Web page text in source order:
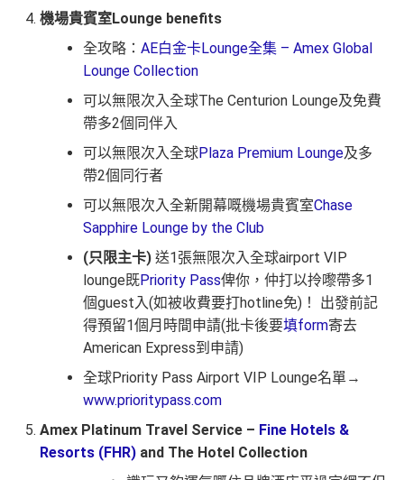
機場貴賓室Lounge benefits
全攻略： AE白金卡Lounge全集 – Amex Global
Lounge Collection
可以無限次入全球The Centurion Lounge及免費
帶多2個同伴入
可以無限次入全球Plaza Premium Lounge及多
帶2個同行者
可以無限次入全新開幕嘅機場貴賓室Chase
Sapphire Lounge by the Club
(只限主卡) 送1張無限次入全球airport VIP
lounge既Priority Pass俾你，仲打以拎嚟帶多1
個guest入(如被收費要打hotline免)！ 出發前記
得預留1個月時間申請(批卡後要填form寄去
American Express到申請)
全球Priority Pass Airport VIP Lounge名單→
www.prioritypass.com
Amex Platinum Travel Service – Fine Hotels &
Resorts (FHR) and The Hotel Collection